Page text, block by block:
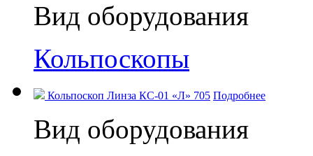
Вид оборудования
Кольпоскопы
Кольпоскоп Линза КС-01 «Л» 705 Подробнее
Вид оборудования